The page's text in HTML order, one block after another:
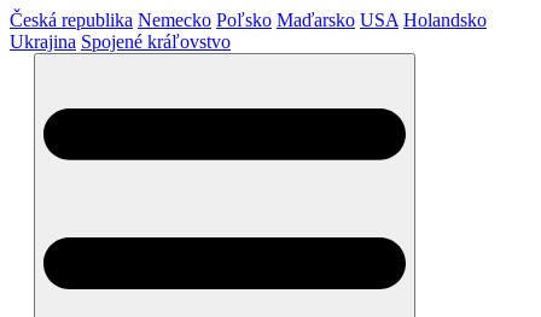
Česká republika Nemecko Poľsko Maďarsko USA Holandsko
Ukrajina Spojené kráľovstvo